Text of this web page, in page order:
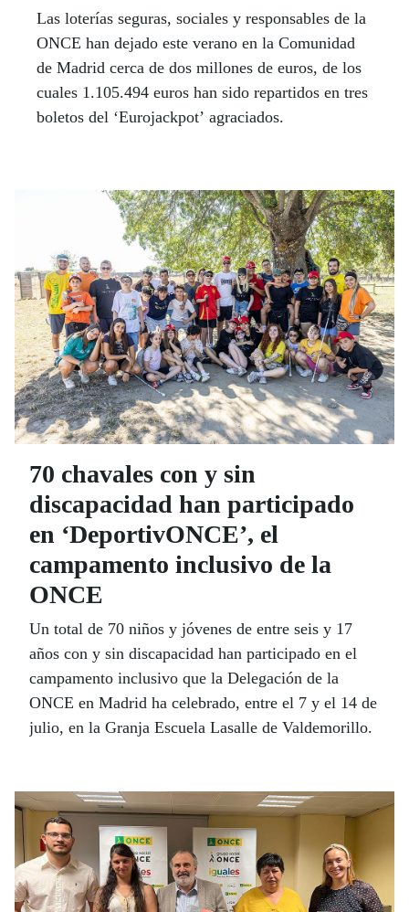
Las loterías seguras, sociales y responsables de la
ONCE han dejado este verano en la Comunidad
de Madrid cerca de dos millones de euros, de los
cuales 1.105.494 euros han sido repartidos en tres
boletos del ‘Eurojackpot’ agraciados.
70 chavales con y sin
discapacidad han participado
en ‘DeportivONCE’, el
campamento inclusivo de la
ONCE
Un total de 70 niños y jóvenes de entre seis y 17
años con y sin discapacidad han participado en el
campamento inclusivo que la Delegación de la
ONCE en Madrid ha celebrado, entre el 7 y el 14 de
julio, en la Granja Escuela Lasalle de Valdemorillo.